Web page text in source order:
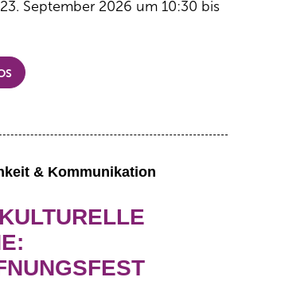
September 2026 um 10:30 bis
& Kommunikation